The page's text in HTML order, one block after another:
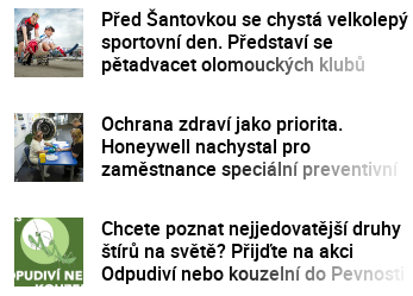
Před Šantovkou se chystá velkolepý
sportovní den. Představí se
pětadvacet olomouckých klubů
Ochrana zdraví jako priorita.
Honeywell nachystal pro
zaměstnance speciální preventivní
Chcete poznat nejjedovatější druhy
štírů na světě? Přijďte na akci
Odpudiví nebo kouzelní do Pevnosti